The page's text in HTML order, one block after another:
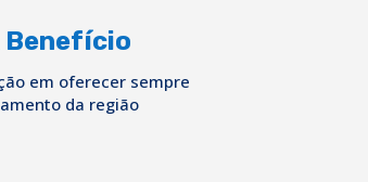
Benefício
em oferecer sempre
da região